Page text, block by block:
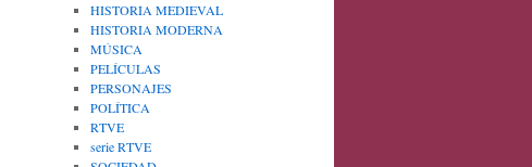
HISTORIA MEDIEVAL
HISTORIA MODERNA
MÚSICA
PELÍCULAS
PERSONAJES
POLÍTICA
RTVE
serie RTVE